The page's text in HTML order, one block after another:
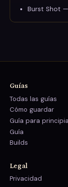
Burst Shot
Guías
Todas las guías
Cómo guardar
Guía para
Guía
Builds
Legal
Privacidad